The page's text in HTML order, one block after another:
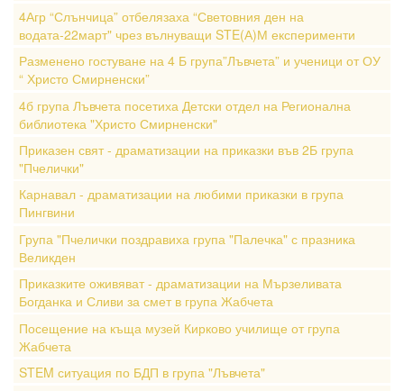
4Агр “Слънчица” отбелязаха “Световния ден на
водата-22март" чрез вълнуващи STE(А)М експерименти
Разменено гостуване на 4 Б група”Лъвчета” и ученици от ОУ
“ Христо Смирненски”
4б група Лъвчета посетиха Детски отдел на Регионална
библиотека "Христо Смирненски"
Приказен свят - драматизации на приказки във 2Б група
"Пчелички"
Карнавал - драматизации на любими приказки в група
Пингвини
Група "Пчелички поздравиха група "Палечка" с празника
Великден
Приказките оживяват - драматизации на Мързеливата
Богданка и Сливи за смет в група Жабчета
Посещение на къща музей Кирково училище от група
Жабчета
STEM ситуация по БДП в група "Лъвчета"